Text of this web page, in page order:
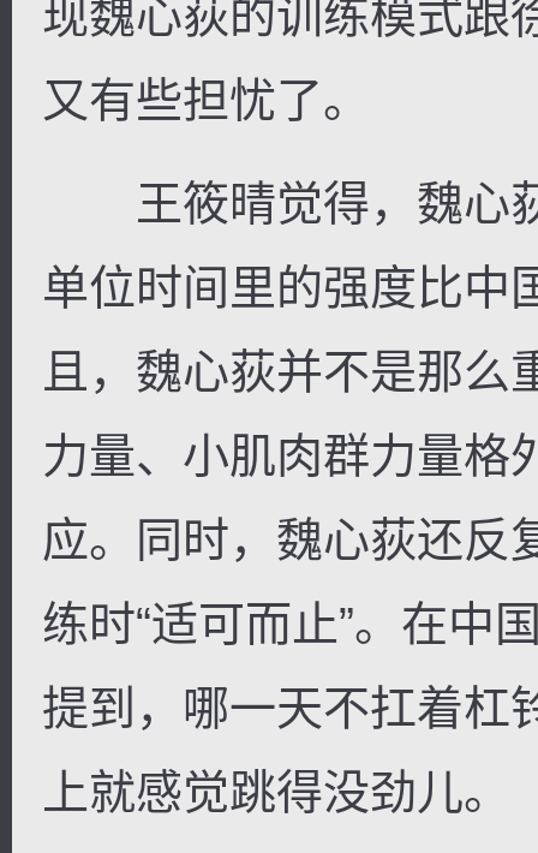
现魏心荻的训练模式跟
又有些担忧了。
王筱晴觉得，魏心
单位时间里的强度比中
且，魏心荻并不是那
力量、小肌肉群力量格
应。同时，魏心荻还反
练时“适可而止”。在中
提到，哪一天不扛着杠
上就感觉跳得没劲儿。